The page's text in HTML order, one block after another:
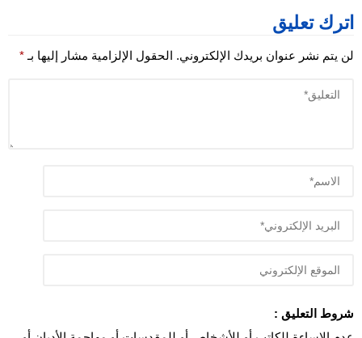
اترك تعليق
لن يتم نشر عنوان بريدك الإلكتروني. الحقول الإلزامية مشار إليها بـ *
شروط التعليق :